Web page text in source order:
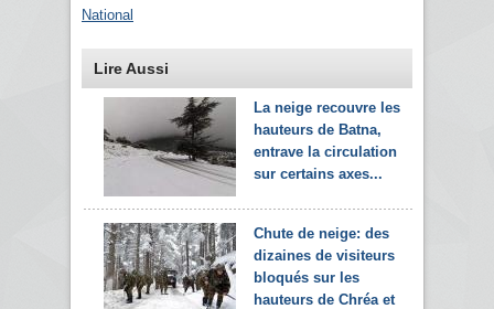
National
Lire Aussi
La neige recouvre les
hauteurs de Batna,
entrave la circulation
sur certains axes...
Chute de neige: des
dizaines de visiteurs
bloqués sur les
hauteurs de Chréa et